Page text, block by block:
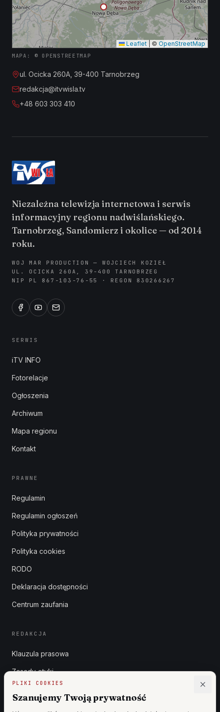
PLIKI COOKIES
Szanujemy Twoją prywatność
Leaflet © OpenStreetMap
MAPA: © OPENSTREETMAP
ul. Ocicka 260A, 39-400 Tarnobrzeg
redakcja@itvwisla.tv
+48 603 303 410
Niezależna telewizja internetowa i serwis
informacyjny regionu nadwiślańskiego.
Tarnobrzeg, Sandomierz i okolice — od 2014
roku.
WOJ MAR PRODUCTION — WOJCIECH KOZIEŁ
UL. OCICKA 260A, 39-400 TARNOBRZEG
NIP PL 867-103-76-55 · REGON 830266267
SERWIS
iTV INFO
Fotorelacje
Ogłoszenia
Archiwum
Mapa regionu
Kontakt
PRAWNE
Regulamin
Regulamin ogłoszeń
Polityka prywatności
Polityka cookies
RODO
Deklaracja dostępności
Centrum zaufania
REDAKCJA
Klauzula prasowa
Zasady etyki